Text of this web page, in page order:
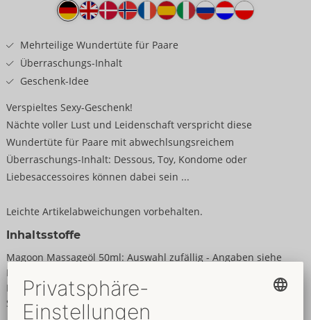
Produkttext
Mehrteilige Wundertüte für Paare
Überraschungs-Inhalt
Geschenk-Idee
Verspieltes Sexy-Geschenk!
Nächte voller Lust und Leidenschaft verspricht diese
Wundertüte für Paare mit abwechlsungsreichem
Überraschungs-Inhalt: Dessous, Toy, Kondome oder
Liebesaccessoires können dabei sein ...
Leichte Artikelabweichungen vorbehalten.
Inhaltsstoffe
Magoon Massageöl 50ml: Auswahl zufällig - Angaben siehe
Produktverpackung Just Glide waterbased 20ml: Aqua, Alcohol
Denat, Sorbitol, Hydroxyethylcellulose, Sodium Benzoate,
Sodium Lactate, Citric Acid